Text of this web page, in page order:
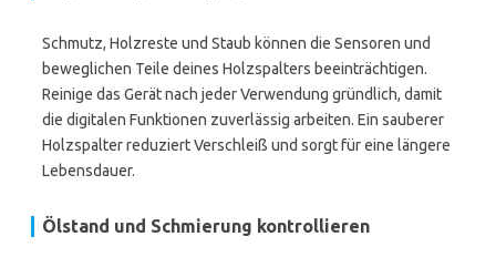
Schmutz, Holzreste und Staub können die Sensoren und
beweglichen Teile deines Holzspalters beeinträchtigen.
Reinige das Gerät nach jeder Verwendung gründlich, damit
die digitalen Funktionen zuverlässig arbeiten. Ein sauberer
Holzspalter reduziert Verschleiß und sorgt für eine längere
Lebensdauer.
Ölstand und Schmierung kontrollieren